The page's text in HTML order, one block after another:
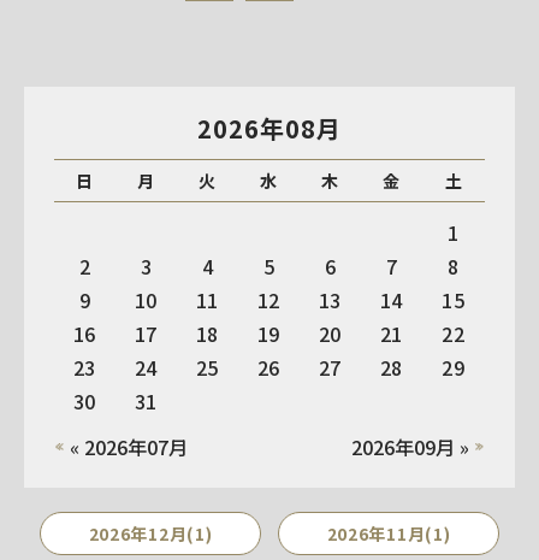
2026年08月
日 月 火 水 木 金 土
« 2026年07月 2026年09月 »
1
2
3 4 5 6 7
8
9
10 11 12 13 14
15
16
17 18 19 20 21
22
23
24 25 26 27 28
29
30
31
2026年12月(1) 2026年11月(1)